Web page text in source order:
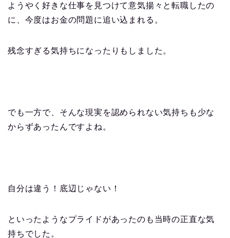
ようやく好きな仕事を見つけて意気揚々と転職したの
に、今度はお金の問題に追い込まれる。
残念すぎる気持ちになったりもしました。
でも一方で、そんな現実を認められない気持ちも少な
からずあったんですよね。
自分は違う！底辺じゃない！
といったようなプライドがあったのも当時の正直な気
持ちでした。